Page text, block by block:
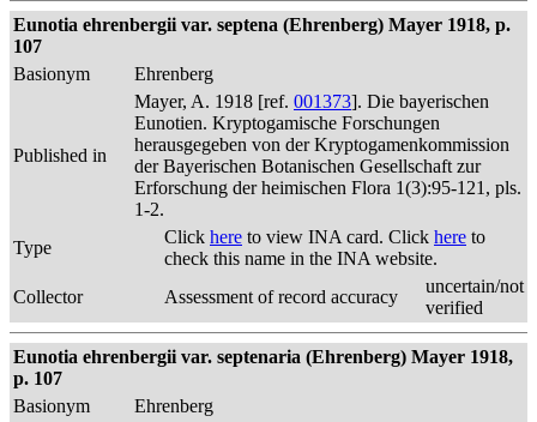
Eunotia ehrenbergii var. septena (Ehrenberg) Mayer 1918, p.
107
Basionym
Ehrenberg
Published in
Mayer, A. 1918 [ref. 001373]. Die bayerischen
Eunotien. Kryptogamische Forschungen
herausgegeben von der Kryptogamenkommission
der Bayerischen Botanischen Gesellschaft zur
Erforschung der heimischen Flora 1(3):95-121, pls.
1-2.
Type
Click here to view INA card. Click here to
check this name in the INA website.
Collector
Assessment of record accuracy
uncertain/not
verified
Eunotia ehrenbergii var. septenaria (Ehrenberg) Mayer 1918,
p. 107
Basionym
Ehrenberg